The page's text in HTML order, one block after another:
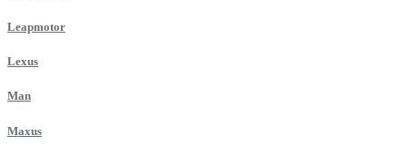
Leapmotor
Lexus
Man
Maxus